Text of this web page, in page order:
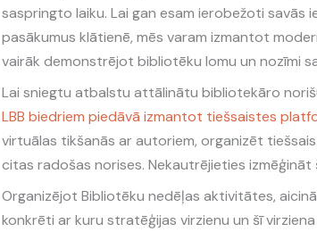
saspringto laiku. Lai gan esam ierobežoti savās
pasākumus klātienē, mēs varam izmantot
vairāk demonstrējot bibliotēku lomu un nozīmi
Lai sniegtu atbalstu attālinātu bibliotekāro
LBB biedriem piedāvā izmantot tiešsaistes
virtuālas tikšanās ar autoriem, organizēt
citas radošas norises. Nekautrējieties izmēģināt
Organizējot Bibliotēku nedēļas aktivitātes,
konkrēti ar kuru stratēģijas virzienu un šī